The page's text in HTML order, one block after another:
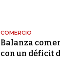
COMERCIO
Balanza
con un déficit